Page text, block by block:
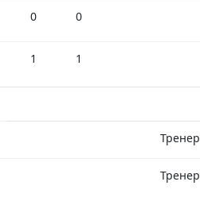
0 0
1 1
Тренер
Тренер